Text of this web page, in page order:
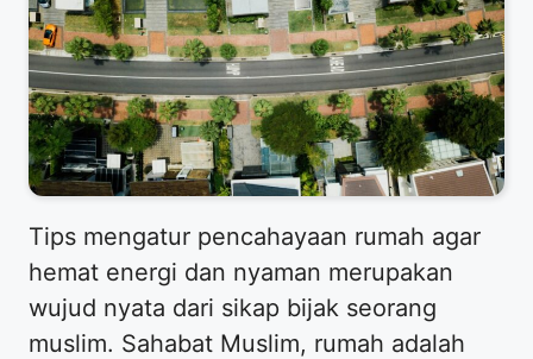
Tips mengatur pencahayaan rumah agar
hemat energi dan nyaman merupakan
wujud nyata dari sikap bijak seorang
muslim. Sahabat Muslim, rumah adalah